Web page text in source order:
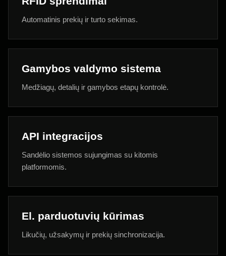
Automatinis prekių ir turto sekimas.
Gamybos valdymo sistema
Medžiagų, detalių ir gamybos etapų kontrolė.
API integracijos
Sandėlio sistemos sujungimas su kitomis
platformomis.
El. parduotuvių kūrimas
Likučių, užsakymų ir prekių sinchronizacija.